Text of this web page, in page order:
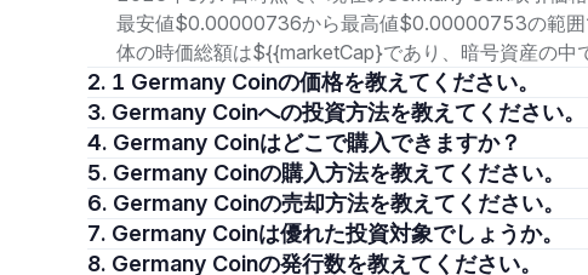
最安値$0.00000736から最高値$0.00000753の範
体の時価総額は${{marketCap}であり、暗号資産の中
2. 1 Germany Coinの価格を教えてください。
3. Germany Coinへの投資方法を教えてください。
4. Germany Coinはどこで購入できますか？
5. Germany Coinの購入方法を教えてください。
6. Germany Coinの売却方法を教えてください。
7. Germany Coinは優れた投資対象でしょうか。
8. Germany Coinの発行数を教えてください。